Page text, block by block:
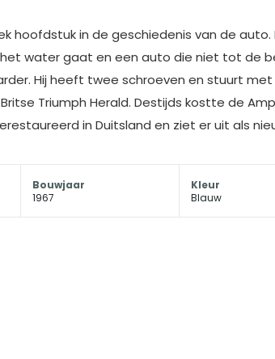
hoofdstuk in de geschiedenis van de
water gaat en een auto die niet tot de
Hij heeft twee schroeven en stuurt
Triumph Herald. Destijds kostte de
in Duitsland en ziet er uit als
Bouwjaar
1967
Kleur
Blauw